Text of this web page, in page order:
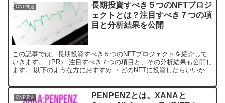
CNP関連
長期投資すべき５つのNFTプロジ
ェクトとは？注目すべき７つの項
目と分析結果を公開
この記事では、長期投資すべき５つのNFTプロジェクトを紹介して
いきます。（PR） 注目すべき７つの項目と、その分析結果も公開し
ます。 以下のような方におすすめ ・どのNFTに投資したらいいか迷
CNP関連
PENPENZとは。XANAと